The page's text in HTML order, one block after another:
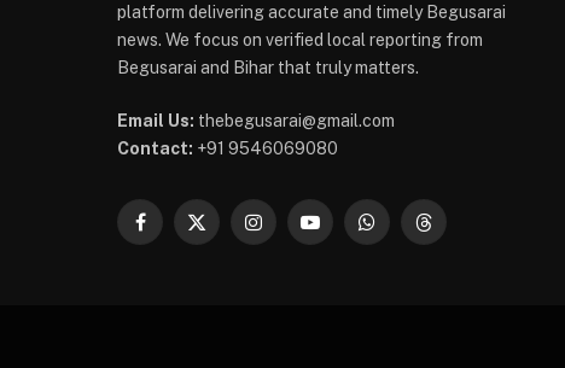
platform delivering accurate and timely Begusarai
news. We focus on verified local reporting from
Begusarai and Bihar that truly matters.
Email Us: thebegusarai@gmail.com
Contact: +91 9546069080
Facebook
X
InstagramYouTubeWhatsAppThreads